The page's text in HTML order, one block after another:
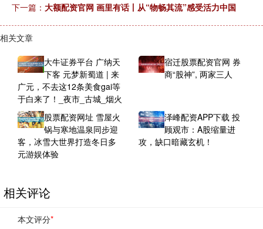
下一篇： 大额配资官网 画里有话丨从“物畅其流”感受活力中国
相关文章
大牛证券平台 广纳天
下客 元梦新蜀道 | 来
广元，不去这12条美食gai等
于白来了！_夜市_古城_烟火
宿迁股票配资官网 券
商“股神”, 两家三人
股票配资网址 雪屋火
锅与寒地温泉同步迎
客，冰雪大世界打造冬日多
元游娱体验
泽峰配资APP下载 投
顾观市：A股缩量进
攻，缺口暗藏玄机！
相关评论
本文评分*